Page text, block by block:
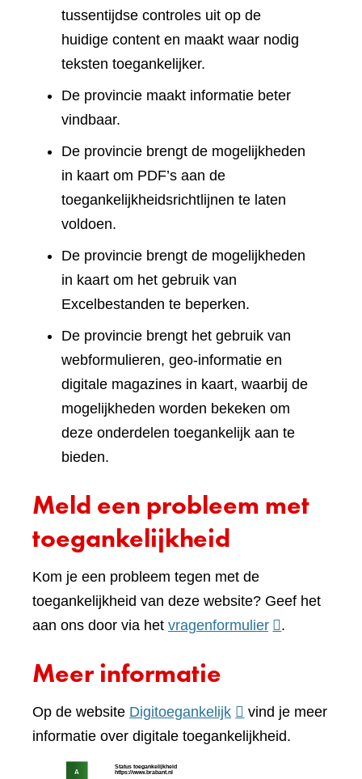
tussentijdse controles uit op de
huidige content en maakt waar nodig
teksten toegankelijker.
De provincie maakt informatie beter
vindbaar.
De provincie brengt de mogelijkheden
in kaart om PDF’s aan de
toegankelijkheidsrichtlijnen te laten
voldoen.
De provincie brengt de mogelijkheden
in kaart om het gebruik van
Excelbestanden te beperken.
De provincie brengt het gebruik van
webformulieren, geo-informatie en
digitale magazines in kaart, waarbij de
mogelijkheden worden bekeken om
deze onderdelen toegankelijk aan te
bieden.
Meld een probleem met
toegankelijkheid
Kom je een probleem tegen met de
toegankelijkheid van deze website? Geef het
aan ons door via het vragenformulier(verwijst
website)
.
Meer informatie
Op de website Digitoegankelijk(verwijst
naar
vind je meer
informatie over digitale toegankelijkheid.